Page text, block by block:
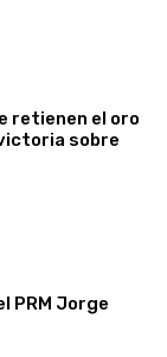
retienen el oro
sobre
PRM Jorge